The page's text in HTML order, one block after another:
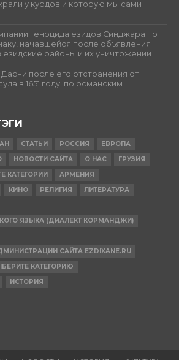
у курдов и которую мы сами
геноцида езидов Синджара по
начавшейся после объявления
районы и их уничтожении
после его отстранения от
в 1651 году: по османским
СТАТЬИ РОССИЯ
ЕВРОПА
НОВОСТИ САЙТА О НАС
ГРУЗИЯ
КАТЕГОРИИ
АРМЕНИЯ
КИНО РЕЛИГИЯ
ЛИТЕРАТУРА
ЯЗЫКА (ДИАЛЕКТ КОРМАНДЖИ)
САЙТА EZDIXANE.RU
КАТЕГОРИЮ
ИСТОРИЯ